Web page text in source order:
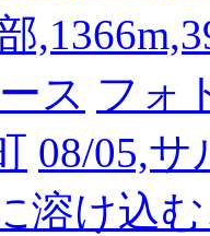
ス フォ
08/05,
溶け込